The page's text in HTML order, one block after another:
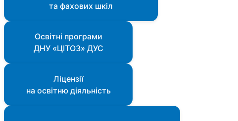
та фахових шкіл
Освітні програми
ДНУ «ЦІТОЗ» ДУС
Ліцензії
на освітню діяльність